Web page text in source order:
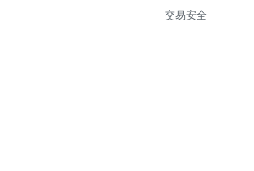
交易安全